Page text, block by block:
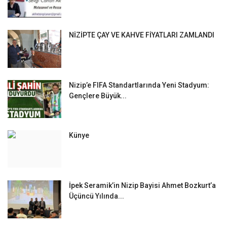
NİZİPTE ÇAY VE KAHVE FİYATLARI ZAMLANDI
Nizip’e FIFA Standartlarında Yeni Stadyum:
Gençlere Büyük...
Künye
İpek Seramik’in Nizip Bayisi Ahmet Bozkurt’a
Üçüncü Yılında...